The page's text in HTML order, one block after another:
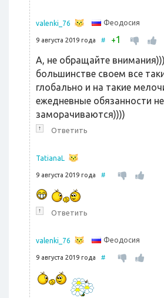
valenki_76 Феодосия
9 августа 2019 года # +1
А, не обращайте
большинстве своем все
глобально и на такие
ежедневные обязанности не
заморачиваются))))
↑ Ответить
TatianaL
9 августа 2019 года #
↑ Ответить
valenki_76 Феодосия
9 августа 2019 года #